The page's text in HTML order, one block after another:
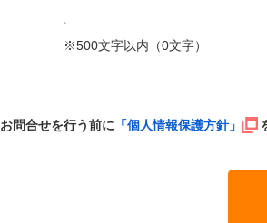
※500文字以内（0文字）
お問合せを行う前に「個人情報保護方針」